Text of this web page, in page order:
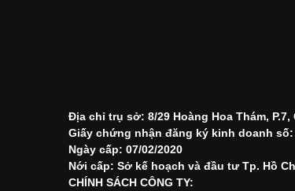
Địa chỉ trụ sở: 8/29 Hoàng Hoa Thám, P.7,
Giấy chứng nhận đăng ký kinh doanh số:
Ngày cấp: 07/02/2020
Nới cấp: Sở kế hoạch và đầu tư Tp. Hồ
CHÍNH SÁCH CÔNG TY: